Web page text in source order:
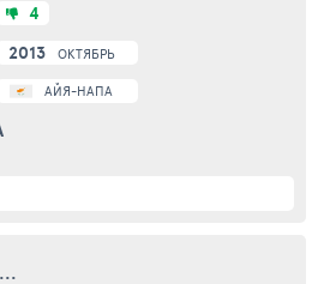
2013 ОКТЯБРЬ
АЙЯ-НАПА
4
...